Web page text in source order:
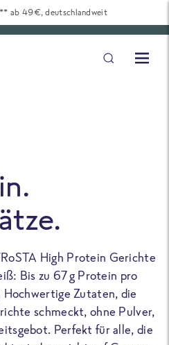
ab 49€, deutschlandweit
High Protein Gerichte
Bis zu 67 g Protein pro
Zutaten, die
schmeckt, ohne Pulver,
Perfekt für alle, die